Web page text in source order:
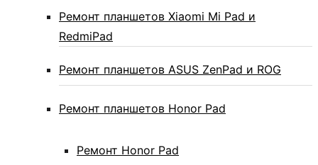
Ремонт планшетов Xiaomi Mi Pad и
RedmiPad
Ремонт планшетов ASUS ZenPad и ROG
Ремонт планшетов Honor Pad
Ремонт Honor Pad